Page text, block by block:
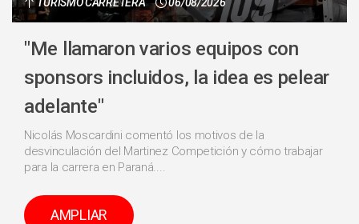
"Me llamaron varios equipos con
sponsors incluidos, la idea es pelear
adelante"
Nicolás Moscardini comentó los motivos de la
desvinculación del Martinez Competición y cómo trabajar
para la carrera en Paraná....
AMPLIAR